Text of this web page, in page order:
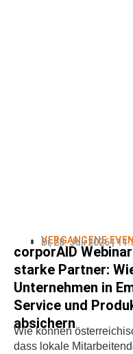
VERGANGENE
Di, 28. Juli 2026 |
corporAID
starke Partner:
Unternehmen in
Service und
absichern
Wie können
dass lokale